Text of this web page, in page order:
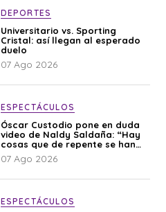
DEPORTES
Universitario vs. Sporting
Cristal: así llegan al esperado
duelo
07 Ago 2026
ESPECTÁCULOS
Óscar Custodio pone en duda
video de Naldy Saldaña: “Hay
cosas que de repente se han
editado”
07 Ago 2026
ESPECTÁCULOS